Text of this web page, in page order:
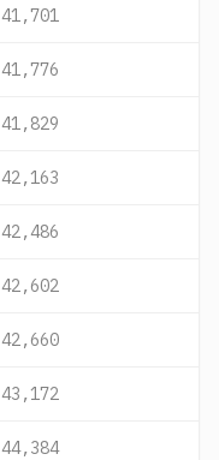
41,701
41,776
41,829
42,163
42,486
42,602
42,660
43,172
44,384